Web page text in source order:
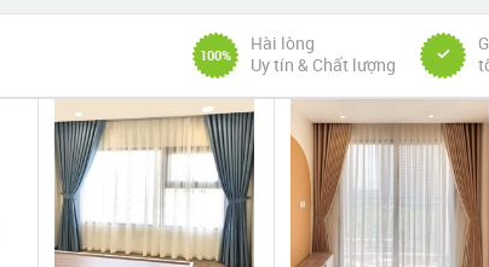
100%
Hài lòng
Uy tín & Chất lượng